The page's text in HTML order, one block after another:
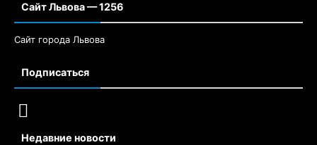
Сайт Львова — 1256
Сайт города Львова
Подписаться
Недавние новости